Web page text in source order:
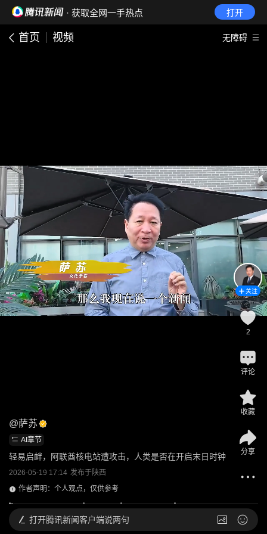
· 获取全网一手热点 打开
首页 视频 无障碍
@萨苏
AI章节
轻易启衅，阿联酋核电站遭攻击，人类是否在开启末日时钟
2026-05-19 17:14 发布于陕西
作者声明：个人观点，仅供参考
关注
2
评论
收藏
分享
打开腾讯新闻客户端说两句